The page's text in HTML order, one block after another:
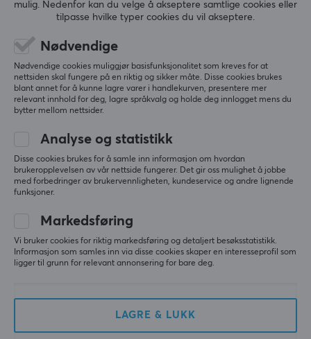
449 kr 449 kr
Hystar
Sakura Light XXXL
Musematte
(1)
599 kr
NY
Terraria Lunatic Cultist
XXL Musematte
(0)
449 kr
mulig. Nedenfor kan du velge å akseptere samtlige cookies eller
tilpasse hvilke typer cookies du vil akseptere.
Nødvendige
Nødvendige cookies muliggjør basisfunksjonalitet som kreves for at
nettsiden skal fungere på en riktig og sikker måte. Disse cookies brukes
blant annet for å kunne lagre varer i handlekurven, presentere mer
relevant innhold for deg, lagre språkvalg og holde deg innlogget mens du
bytter mellom nettsider.
Analyse og statistikk
Disse cookies brukes for å samle inn informasjon om hvordan
brukeropplevelsen av vår nettside fungerer. Det gir oss mulighet å jobbe
med forbedringer av brukervennligheten, kundeservice og andre lignende
funksjoner.
Markedsføring
Vi bruker cookies for riktig markedsføring og detaljert besøksstatistikk.
Informasjon som samles inn via disse cookies skaper en interesseprofil som
ligger til grunn for relevant annonsering for bare deg.
LAGRE & LUKK